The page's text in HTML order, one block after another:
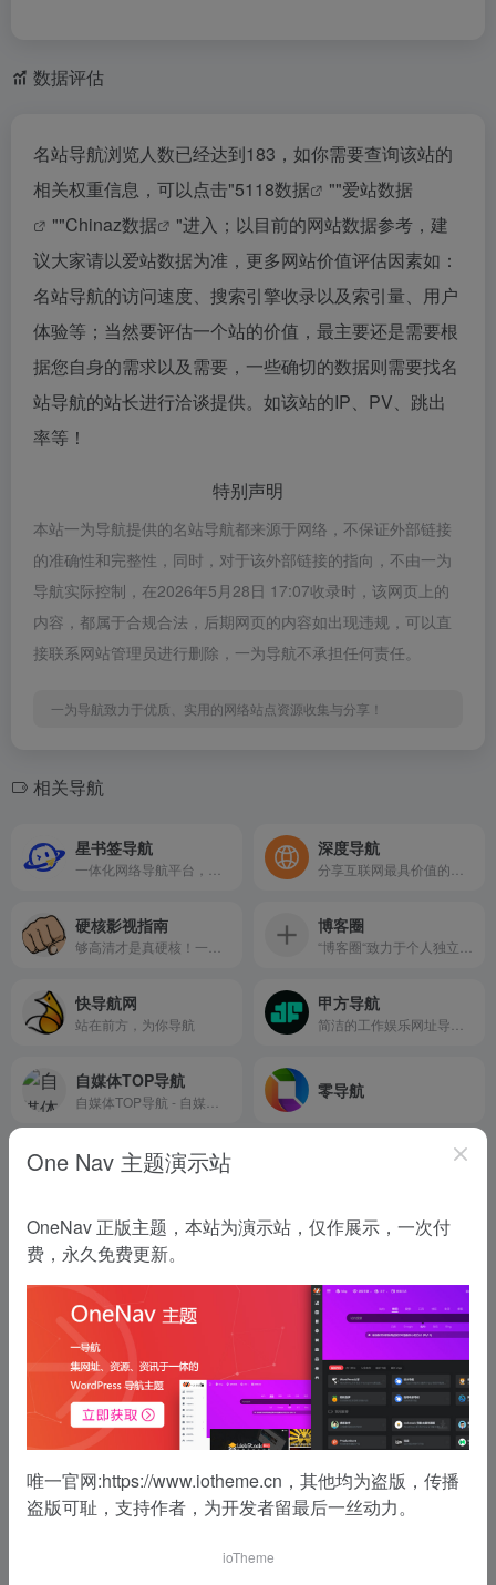
数据评估
名站导航浏览人数已经达到183，如你需要查询该站的
相关权重信息，可以点击"5118数据 ""爱站数据
""Chinaz数据
"进入；以目前的网站数据参考，建
议大家请以爱站数据为准，更多网站价值评估因素如：
名站导航的访问速度、搜索引擎收录以及索引量、用户
体验等；当然要评估一个站的价值，最主要还是需要根
据您自身的需求以及需要，一些确切的数据则需要找名
站导航的站长进行洽谈提供。如该站的IP、PV、跳出
率等！
特别声明
本站一为导航提供的名站导航都来源于网络，不保证外部链接
的准确性和完整性，同时，对于该外部链接的指向，不由一为
导航实际控制，在2026年5月28日 17:07收录时，该网页上的
内容，都属于合规合法，后期网页的内容如出现违规，可以直
接联系网站管理员进行删除，一为导航不承担任何责任。
一为导航致力于优质、实用的网络站点资源收集与分享！
相关导航
星书签导航 深度导航
硬核影视指南 博客圈
快导航网
站在前方，为你导航
甲方导航
自媒体TOP导航 零导航
One Nav 主题演示站
OneNav 正版主题，本站为演示站，仅作展示，一次付
费，永久免费更新。
唯一官网:https://www.iotheme.cn ，其他均为盗版，传播
盗版可耻，支持作者，为开发者留最后一丝动力。
ioTheme